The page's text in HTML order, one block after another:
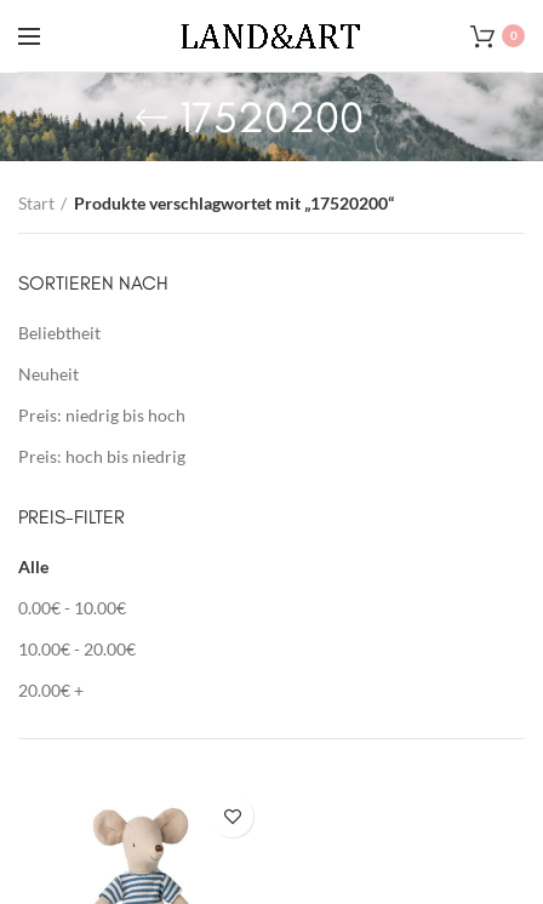
0
17520200
Start Produkte verschlagwortet mit „17520200“
SORTIEREN NACH
Beliebtheit
Neuheit
Preis: niedrig bis hoch
Preis: hoch bis niedrig
PREIS-FILTER
Alle
0.00€- 10.00€
10.00€- 20.00€
20.00€+